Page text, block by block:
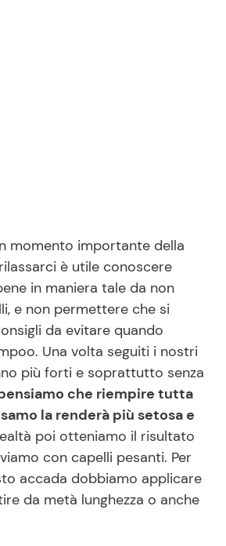
Ricette Feste
Ricette per Bambini
momento importante della
è utile conoscere
in maniera tale da non
e non permettere che si
da evitare quando
Una volta seguiti i nostri
più forti e soprattutto senza
che riempire tutta
la renderà più setosa e
poi otteniamo il risultato
con capelli pesanti. Per
accada dobbiamo applicare
da metà lunghezza o anche